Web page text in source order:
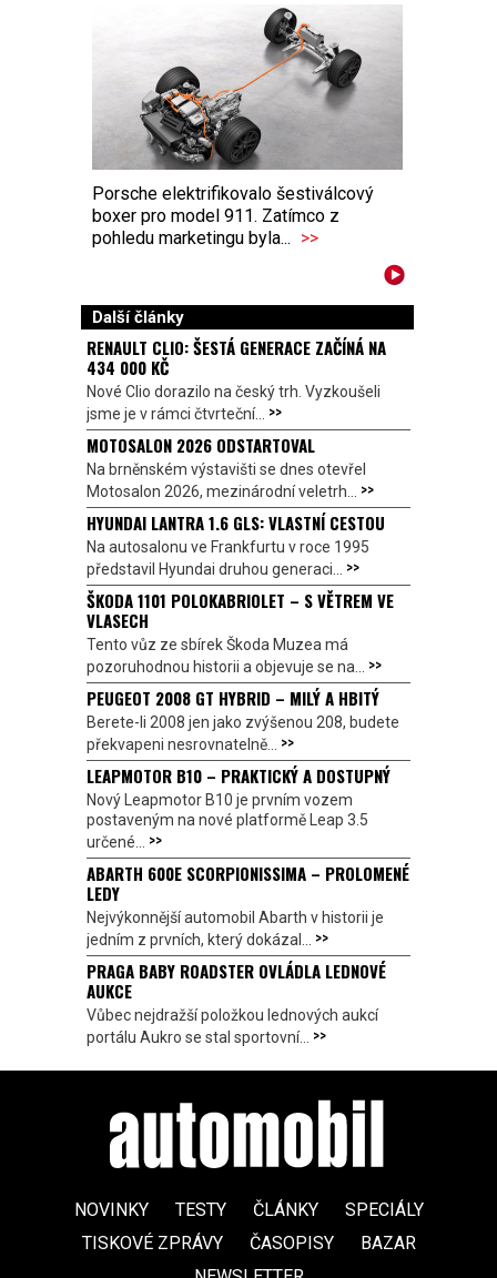
Porsche elektrifikovalo šestiválcový
boxer pro model 911. Zatímco z
pohledu marketingu byla... >>
Další články
RENAULT CLIO: ŠESTÁ GENERACE ZAČÍNÁ NA
434 000 KČ
Nové Clio dorazilo na český trh. Vyzkoušeli
jsme je v rámci čtvrteční... >>
MOTOSALON 2026 ODSTARTOVAL
Na brněnském výstavišti se dnes otevřel
Motosalon 2026, mezinárodní veletrh... >>
HYUNDAI LANTRA 1.6 GLS: VLASTNÍ CESTOU
Na autosalonu ve Frankfurtu v roce 1995
představil Hyundai druhou generaci... >>
ŠKODA 1101 POLOKABRIOLET – S VĚTREM VE
VLASECH
Tento vůz ze sbírek Škoda Muzea má
pozoruhodnou historii a objevuje se na... >>
PEUGEOT 2008 GT HYBRID – MILÝ A HBITÝ
Berete-li 2008 jen jako zvýšenou 208, budete
překvapeni nesrovnatelně... >>
LEAPMOTOR B10 – PRAKTICKÝ A DOSTUPNÝ
Nový Leapmotor B10 je prvním vozem
postaveným na nové platformě Leap 3.5
určené... >>
ABARTH 600E SCORPIONISSIMA – PROLOMENÉ
LEDY
Nejvýkonnější automobil Abarth v historii je
jedním z prvních, který dokázal... >>
PRAGA BABY ROADSTER OVLÁDLA LEDNOVÉ
AUKCE
Vůbec nejdražší položkou lednových aukcí
portálu Aukro se stal sportovní... >>
NOVINKY TESTY ČLÁNKY
SPECIÁLY
TISKOVÉ ZPRÁVY
ČASOPISY
BAZAR